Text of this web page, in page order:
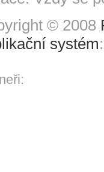
© 2008
systém